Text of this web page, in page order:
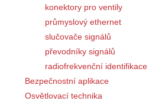
konektory pro ventily
průmyslový ethernet
slučovače signálů
převodníky signálů
radiofrekvenční identifikace
Bezpečnostní aplikace
Osvětlovací technika